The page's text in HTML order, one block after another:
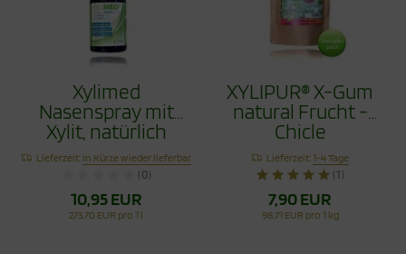
Xylimed
Nasenspray mit
Xylit, natürlich
reinigend, 45ml
Lieferzeit: in Kürze wieder lieferbar
(0)
10,95 EUR
273,70 EUR pro 1 l
XYLIPUR® X-Gum
natural Frucht -
Chicle
Vorteilspack 80g
Lieferzeit:1-4 Tage
(1)
7,90 EUR
98,71 EUR pro 1 kg